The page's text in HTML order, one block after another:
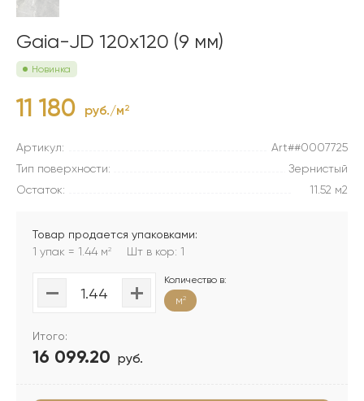
Gaia-JD 120x120 (9 мм)
Новинка
11 180 руб./м2
Артикул:
Art##0007725
Тип поверхности:
Зернистый
Остаток:
11.52 м2
Товар продается упаковками:
1 упак = 1.44 м2 Шт в кор: 1
Количество в:
м2
Итого:
16 099.20 руб.